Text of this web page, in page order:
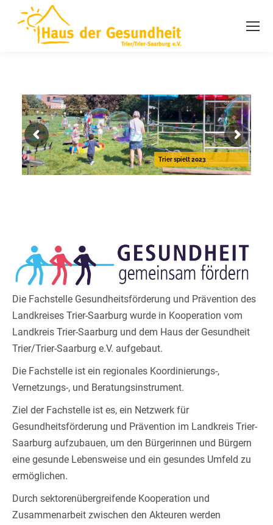
Trier spielt 2023
Die Fachstelle Gesundheitsförderung und Prävention des
Landkreises Trier-Saarburg wurde in Kooperation vom
Landkreis Trier-Saarburg und dem Haus der Gesundheit
Trier/Trier-Saarburg e.V. aufgebaut.
Die Fachstelle ist ein regionales Koordinierungs-,
Vernetzungs-, und Beratungsinstrument.
Ziel der Fachstelle ist es, ein Netzwerk für
Gesundheitsförderung und Prävention im Landkreis Trier-
Saarburg aufzubauen, um den Bürgerinnen und Bürgern
eine gesunde Lebensweise und ein gesundes Umfeld zu
ermöglichen.
Durch sektorenübergreifende Kooperation und
Zusammenarbeit zwischen den Akteuren werden